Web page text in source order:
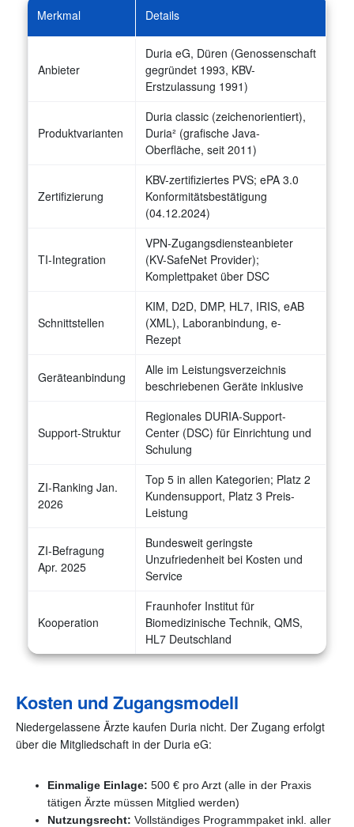
Merkmal Details
Anbieter
Duria eG, Düren (Genossenschaft
gegründet 1993, KBV-
Erstzulassung 1991)
Produktvarianten
Duria classic (zeichenorientiert),
Duria² (grafische Java-
Oberfläche, seit 2011)
Zertifizierung
KBV-zertifiziertes PVS; ePA 3.0
Konformitätsbestätigung
(04.12.2024)
TI-Integration
VPN-Zugangsdiensteanbieter
(KV-SafeNet Provider);
Komplettpaket über DSC
Schnittstellen
KIM, D2D, DMP, HL7, IRIS, eAB
(XML), Laboranbindung, e-
Rezept
Geräteanbindung
Alle im Leistungsverzeichnis
beschriebenen Geräte inklusive
Support-Struktur
Regionales DURIA-Support-
Center (DSC) für Einrichtung und
Schulung
ZI-Ranking Jan.
2026
Top 5 in allen Kategorien; Platz 2
Kundensupport, Platz 3 Preis-
Leistung
ZI-Befragung
Apr. 2025
Bundesweit geringste
Unzufriedenheit bei Kosten und
Service
Kooperation
Fraunhofer Institut für
Biomedizinische Technik, QMS,
HL7 Deutschland
Kosten und Zugangsmodell
Niedergelassene Ärzte kaufen Duria nicht. Der Zugang erfolgt
über die Mitgliedschaft in der Duria eG:
Einmalige Einlage: 500 € pro Arzt (alle in der Praxis
tätigen Ärzte müssen Mitglied werden)
Nutzungsrecht: Vollständiges Programmpaket inkl. aller